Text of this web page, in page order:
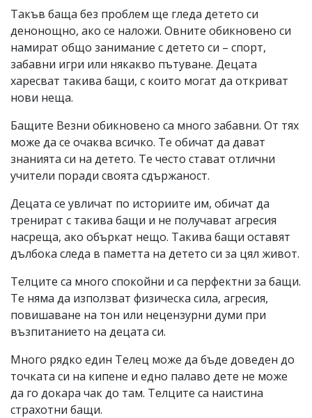
Такъв баща без проблем ще гледа детето си
денонощно, ако се наложи. Овните обикновено си
намират общо занимание с детето си – спорт,
забавни игри или някакво пътуване. Децата
харесват такива бащи, с които могат да откриват
нови неща.
Бащите Везни обикновено са много забавни. От тях
може да се очаква всичко. Те обичат да дават
знанията си на детето. Те често стават отлични
учители поради своята сдържаност.
Децата се увличат по историите им, обичат да
тренират с такива бащи и не получават агресия
насреща, ако объркат нещо. Такива бащи оставят
дълбока следа в паметта на детето си за цял живот.
Телците са много спокойни и са перфектни за бащи.
Те няма да използват физическа сила, агресия,
повишаване на тон или нецензурни думи при
възпитанието на децата си.
Много рядко един Телец може да бъде доведен до
точката си на кипене и едно палаво дете не може
да го докара чак до там. Телците са наистина
страхотни бащи.